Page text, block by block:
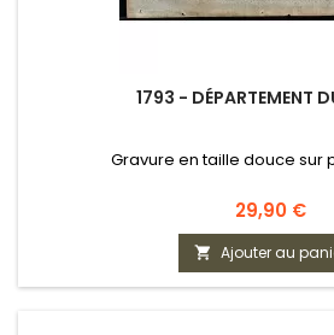
1793 - DÉPARTEMENT
Gravure en taille douce sur
Prix
29,90 €
 Ajouter au